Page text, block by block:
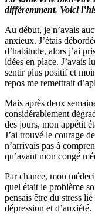
différemment. Voici
Au début, je n’avais
anxieux. J’étais
d’habitude, alors j’ai
idées en place. J’avais
sentir plus positif et
repos me remettrait
Mais après deux
considérablement
des jours, mon appétit
J’ai trouvé le courage
n’arrivais pas à
qu’avant mon congé
Par chance, mon
quel était le problème
pensais être du stress
dépression et d’anxiété.